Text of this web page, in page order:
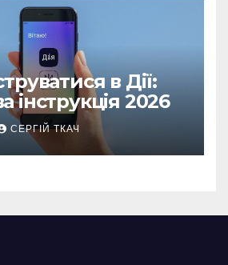
в Дії:
інструкція 2026
СЕРГІЙ ТКАЧ